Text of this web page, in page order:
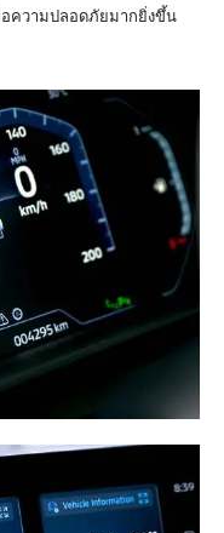
อความปลอดภัยมากยิ่งขึ้น